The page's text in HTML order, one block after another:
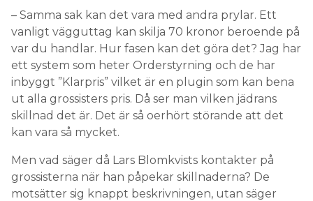
– Samma sak kan det vara med andra prylar. Ett
vanligt vägguttag kan skilja 70 kronor beroende på
var du handlar. Hur fasen kan det göra det? Jag har
ett system som heter Orderstyrning och de har
inbyggt ”Klarpris” vilket är en plugin som kan bena
ut alla grossisters pris. Då ser man vilken jädrans
skillnad det är. Det är så oerhört störande att det
kan vara så mycket.
Men vad säger då Lars Blomkvists kontakter på
grossisterna när han påpekar skillnaderna? De
motsätter sig knappt beskrivningen, utan säger